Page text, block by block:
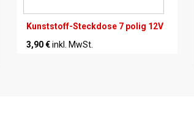
Kunststoff-Steckdose 7 polig 12V
3,90 € inkl. MwSt.